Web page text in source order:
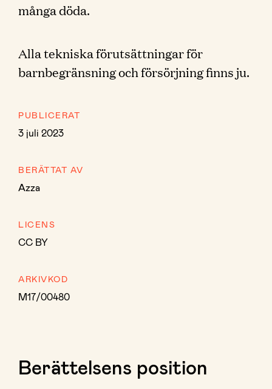
många döda.
Alla tekniska förutsättningar för
barnbegränsning och försörjning finns ju.
PUBLICERAT
3 juli 2023
BERÄTTAT AV
Azza
LICENS
CC BY
ARKIVKOD
M17/00480
Berättelsens position